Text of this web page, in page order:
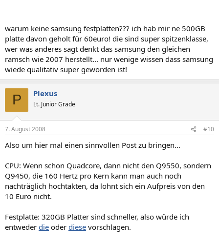
warum keine samsung festplatten??? ich hab mir ne 500GB
platte davon geholt für 60euro! die sind super spitzenklasse,
wer was anderes sagt denkt das samsung den gleichen
ramsch wie 2007 herstellt... nur wenige wissen dass samsung
wiede qualitativ super geworden ist!
P Plexus
Lt. Junior Grade
7. August 2008 #10
Also um hier mal einen sinnvollen Post zu bringen...
CPU: Wenn schon Quadcore, dann nicht den Q9550, sondern
Q9450, die 160 Hertz pro Kern kann man auch noch
nachträglich hochtakten, da lohnt sich ein Aufpreis von den
10 Euro nicht.
Festplatte: 320GB Platter sind schneller, also würde ich
entweder die oder diese vorschlagen.